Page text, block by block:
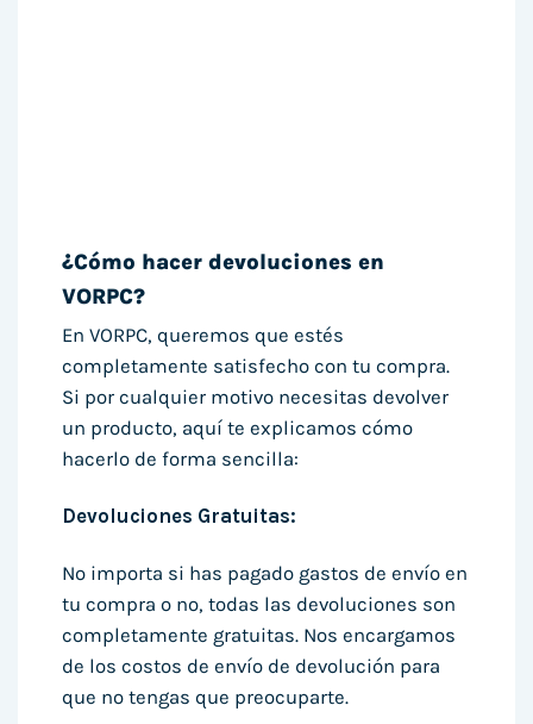
¿Cómo hacer devoluciones en
VORPC?
En VORPC, queremos que estés
completamente satisfecho con tu compra.
Si por cualquier motivo necesitas devolver
un producto, aquí te explicamos cómo
hacerlo de forma sencilla:
Devoluciones Gratuitas:
No importa si has pagado gastos de envío en
tu compra o no, todas las devoluciones son
completamente gratuitas. Nos encargamos
de los costos de envío de devolución para
que no tengas que preocuparte.